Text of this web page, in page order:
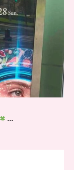
...